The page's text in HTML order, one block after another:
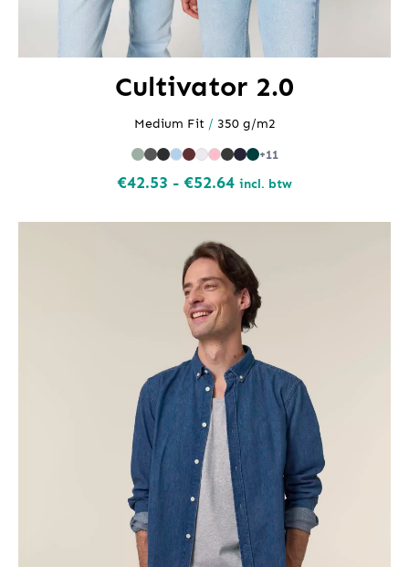
Cultivator 2.0
Medium Fit / 350 g/m2
+11
€42.53 - €52.64Prijsklasse:
€52.64
incl. btw